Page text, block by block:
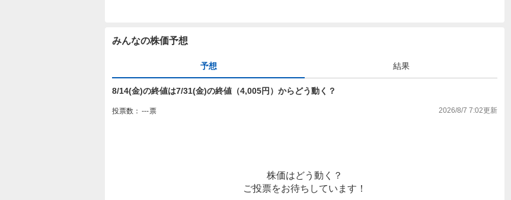
みんなの株価予想
予想 結果
8/14(金)の終値は7/31(金)の終値（4,005円）からどう動く？
投票数： ---票 2026/8/7 7:02更新
株価はどう動く？
ご投票をお待ちしています！